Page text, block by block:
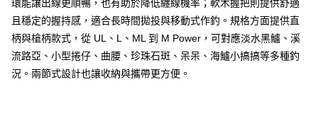
環能讓出線更順暢，也有助於降低纏線機率；軟木握把則提供舒適
且穩定的握持感，適合長時間拋投與移動式作釣。規格方面提供直
柄與槍柄款式，從 UL、L、ML 到 M Power，可對應淡水黑鱸、溪
流路亞、小型捲仔、曲腰、珍珠石斑、呆呆、海鱸小搞搞等多種釣
況。兩節式設計也讓收納與攜帶更方便。